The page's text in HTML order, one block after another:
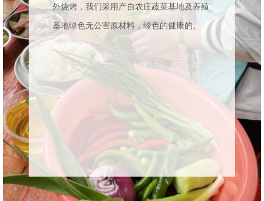
外烧烤，我们采用产自农庄蔬菜基地及养殖
基地绿色无公害原材料，绿色的健康的。